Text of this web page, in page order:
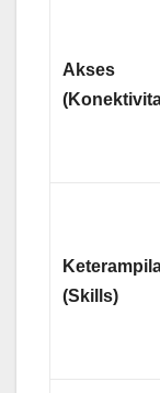
Akses
(Skills)